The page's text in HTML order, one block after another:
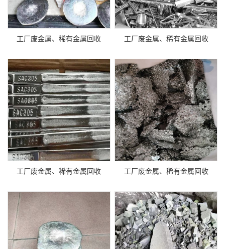
工厂废金属、稀有金属回收 工厂废金属、稀有金属回收
工厂废金属、稀有金属回收 工厂废金属、稀有金属回收